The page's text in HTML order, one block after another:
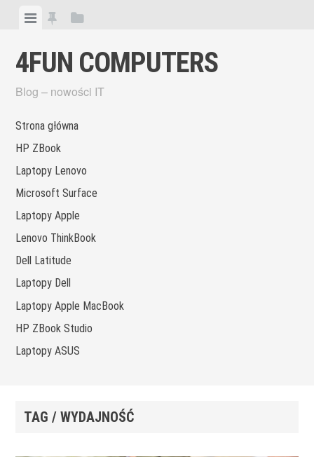
Skip
content
ViewView
posts
View
4FUN COMPUTERS
Blog – nowości IT
Strona główna
HP ZBook
Laptopy Lenovo
Microsoft Surface
Laptopy Apple
Lenovo ThinkBook
Dell Latitude
Laptopy Dell
Laptopy Apple MacBook
HP ZBook Studio
Laptopy ASUS
TAG / WYDAJNOŚĆ